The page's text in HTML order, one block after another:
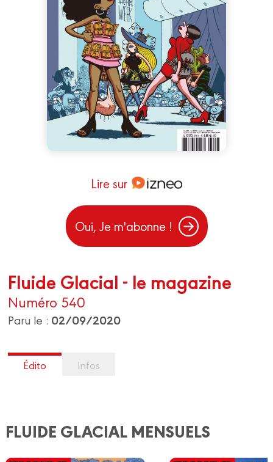
Lire sur
Oui, Je m'abonne !
Fluide Glacial - le magazine
Numéro 540
Paru le : 02/09/2020
Édito Infos
FLUIDE GLACIAL MENSUELS